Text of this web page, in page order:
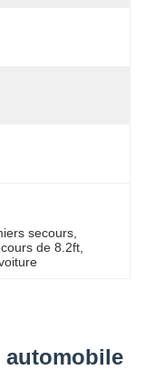
secours
de 8.2ft
automobile